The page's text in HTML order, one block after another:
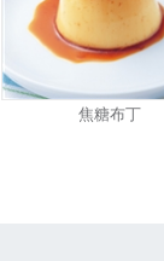
焦糖布丁